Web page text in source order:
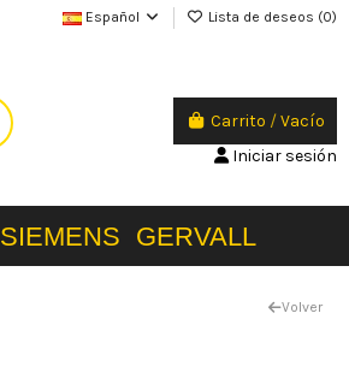
Español Lista de deseos (0)
Carrito /Vacío
Iniciar sesión
SIEMENS GERVALL
Volver